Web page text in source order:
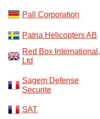
Pall Corporation
Patria Helicopters AB
Red Box International,
Ltd
Sagem Defense
Securite
SAT